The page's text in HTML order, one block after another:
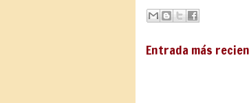
Entrada más